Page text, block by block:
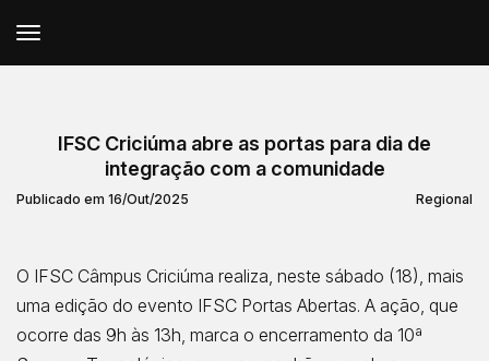
IFSC Criciúma abre as portas para dia de
integração com a comunidade
Publicado em 16/Out/2025 Regional
O IFSC Câmpus Criciúma realiza, neste sábado (18), mais
uma edição do evento IFSC Portas Abertas. A ação, que
ocorre das 9h às 13h, marca o encerramento da 10ª